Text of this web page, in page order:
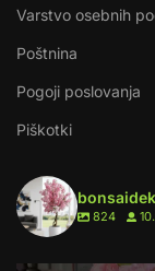
Varstvo osebnih
Poštnina
Pogoji poslovanja
Piškotki
824